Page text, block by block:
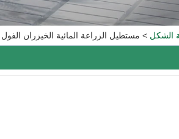
الشكل > مستطيل الزراعة المائية الخيزران